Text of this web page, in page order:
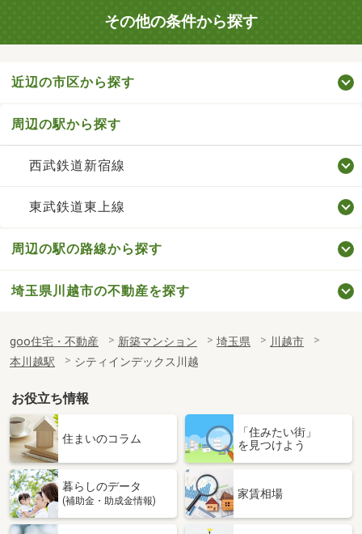
その他の条件から探す
近辺の市区から探す
周辺の駅から探す
西武鉄道新宿線
東武鉄道東上線
周辺の駅の路線から探す
埼玉県川越市の不動産を探す
goo住宅・不動産 新築マンション 埼玉県
川越市
本川越駅
シティインデックス川越
お役立ち情報
住まいのコラム
「住みたい街」
を見つけよう
暮らしのデータ
(補助金・助成金情報)
家賃相場